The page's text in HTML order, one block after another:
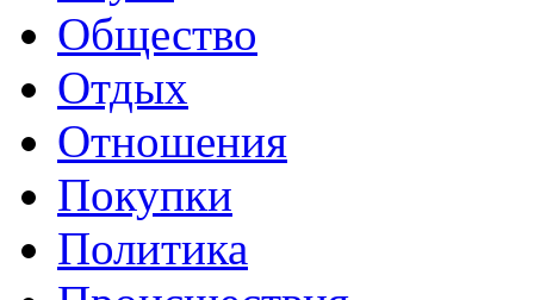
Общество
Отдых
Отношения
Покупки
Политика